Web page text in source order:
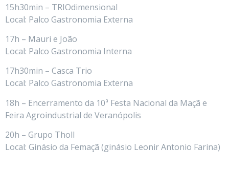
15h30min – TRIOdimensional
Local: Palco Gastronomia Externa
17h – Mauri e João
Local: Palco Gastronomia Interna
17h30min – Casca Trio
Local: Palco Gastronomia Externa
18h – Encerramento da 10ª Festa Nacional da Maçã e
Feira Agroindustrial de Veranópolis
20h – Grupo Tholl
Local: Ginásio da Femaçã (ginásio Leonir Antonio Farina)